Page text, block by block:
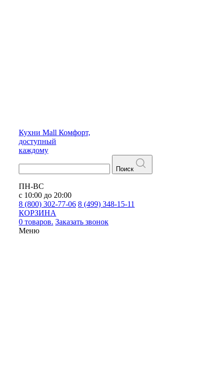
Кухни Mall Комфорт,
доступный
каждому
Поиск
ПН-ВС
с 10:00 до 20:00
8 (800) 302-77-06 8 (499) 348-15-11
КОРЗИНА
0 товаров. Заказать звонок
Меню